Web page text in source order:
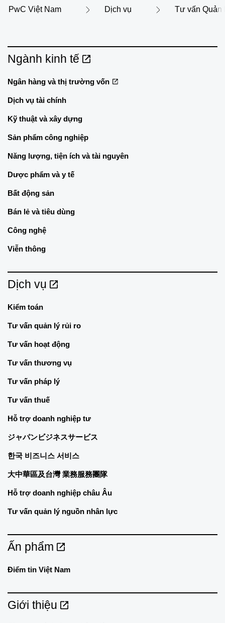
PwC Việt Nam Dịch vụ Tư vấn Quản
Ngành kinh tế
Ngân hàng và thị trường vốn
Dịch vụ tài chính
Kỹ thuật và xây dựng
Sản phẩm công nghiệp
Năng lượng, tiện ích và tài nguyên
Dược phẩm và y tế
Bất động sản
Bán lẻ và tiêu dùng
Công nghệ
Viễn thông
Dịch vụ
Kiểm toán
Tư vấn quản lý rủi ro
Tư vấn hoạt động
Tư vấn thương vụ
Tư vấn pháp lý
Tư vấn thuế
Hỗ trợ doanh nghiệp tư
ジャパンビジネスサービス
한국 비즈니스 서비스
大中華區及台灣 業務服務團隊
Hỗ trợ doanh nghiệp châu Âu
Tư vấn quản lý nguồn nhân lực
Ấn phẩm
Điểm tin Việt Nam
Giới thiệu